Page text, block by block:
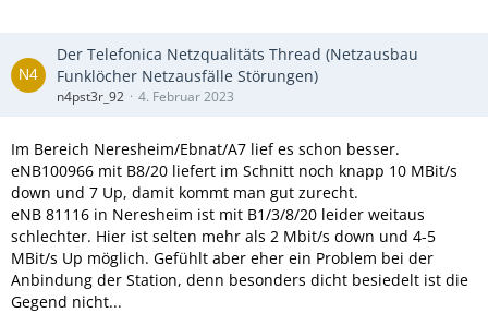
Der Telefonica Netzqualitäts Thread (Netzausbau
Funklöcher Netzausfälle Störungen)
n4pst3r_92 4. Februar 2023
Im Bereich Neresheim/Ebnat/A7 lief es schon besser.
eNB100966 mit B8/20 liefert im Schnitt noch knapp 10 MBit/s
down und 7 Up, damit kommt man gut zurecht.
eNB 81116 in Neresheim ist mit B1/3/8/20 leider weitaus
schlechter. Hier ist selten mehr als 2 Mbit/s down und 4-5
MBit/s Up möglich. Gefühlt aber eher ein Problem bei der
Anbindung der Station, denn besonders dicht besiedelt ist die
Gegend nicht...